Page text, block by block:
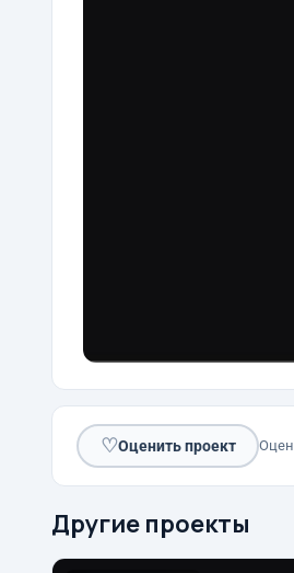
♡Оценить проект
Другие проекты